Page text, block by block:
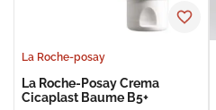
La Roche-posay
La Roche-Posay Crema
Cicaplast Baume B5+